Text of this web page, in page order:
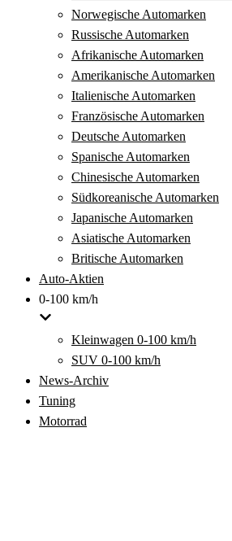
Norwegische Automarken
Russische Automarken
Afrikanische Automarken
Amerikanische Automarken
Italienische Automarken
Französische Automarken
Deutsche Automarken
Spanische Automarken
Chinesische Automarken
Südkoreanische Automarken
Japanische Automarken
Asiatische Automarken
Britische Automarken
Auto-Aktien
0-100 km/h
Kleinwagen 0-100 km/h
SUV 0-100 km/h
News-Archiv
Tuning
Motorrad